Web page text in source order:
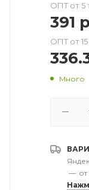
ОПТ от 5
391
ОПТ от 15
Много
— от